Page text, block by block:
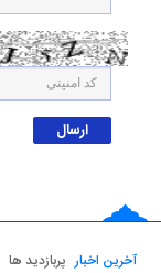
آخرین اخبار پربازدید ها